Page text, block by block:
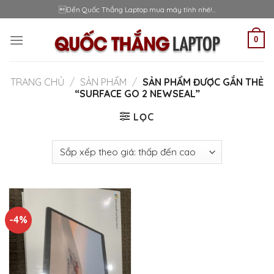
to
content
Đến Quốc Thắng Laptop mua máy tính nhé!...
0
TRANG CHỦ / SẢN PHẨM / SẢN PHẨM ĐƯỢC GẮN THẺ
“SURFACE GO 2 NEWSEAL”
LỌC
-4%